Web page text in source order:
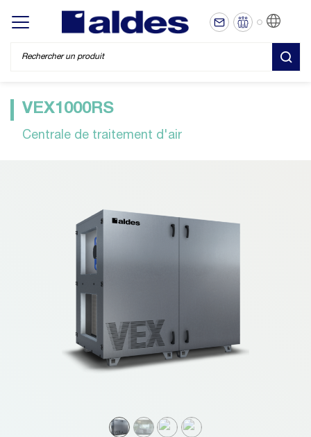
Display/hide main menu
VEX1000RS
Centrale de traitement d'air